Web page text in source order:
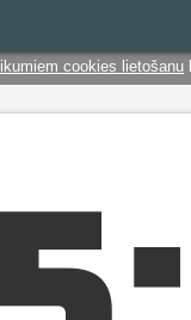
cookies lietošanu